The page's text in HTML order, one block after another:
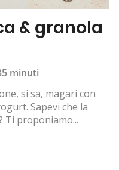
& granola
minuti
si sa, magari con
Sapevi che la
Ti proponiamo...